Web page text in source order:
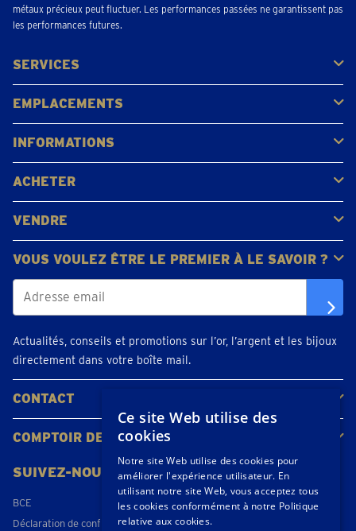
métaux précieux peut fluctuer. Les performances passées ne garantissent pas
les performances futures.
SERVICES
Acheter
Vendre
Vente aux enchères
EMPLACEMENTS
Gerpinnes
Liège
Namur
Waterloo
Woluwe-Saint-Lambert
Voir tous les emplacements
INFORMATIONS
FAQ
Avis clients
ACHETER
Acheter de l'or
Acheter des pièces
Acheter de l'argent
VENDRE
Bijoux en or
Pièces d'or
Lingots d'or
VOUS VOULEZ ÊTRE LE PREMIER À LE SAVOIR ?
Actualités, conseils et promotions sur l’or, l’argent et les bijoux
directement dans votre boîte mail.
CONTACT
Contacter
Planifiez votre rendez-vous
Emplacements
COMPTOIR DE L'OR
SUIVEZ-NOUS
BCE
Déclaration de confidentialité
Ce site Web utilise des
cookies
Notre site Web utilise des cookies pour
améliorer l'expérience utilisateur. En
utilisant notre site Web, vous acceptez tous
les cookies conformément à notre Politique
relative aux cookies.